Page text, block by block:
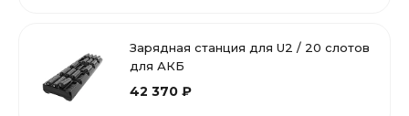
Зарядная станция для U2 / 20 слотoв
для АКБ
42 370 ₽